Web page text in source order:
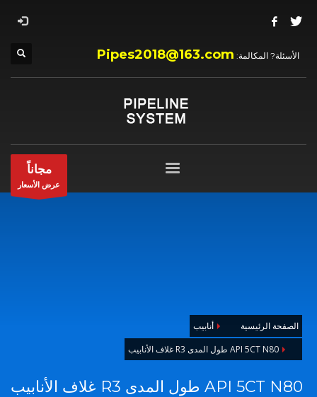
الأسئلة? المكالمة: Pipes2018@163.com
مجاناً
عرض الأسعار
الصفحة الرئيسية
أنابيب
API 5CT N80 طول المدى R3 غلاف الأنابيب
API 5CT N80 طول المدى R3 غلاف الأنابيب